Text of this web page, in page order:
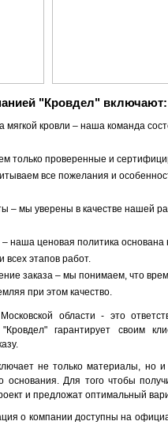
"Кровдел" включают:
мягкой кровли – наша команда
только проверенные и
все пожелания и
– мы уверены в качестве нашей
наша ценовая политика
этапов работ.
заказа – мы понимаем, что
при этом качество.
области - это
гарантирует своим
не только материалы, но
основания. Для того чтобы
и предложат оптимальный
о компании доступны на